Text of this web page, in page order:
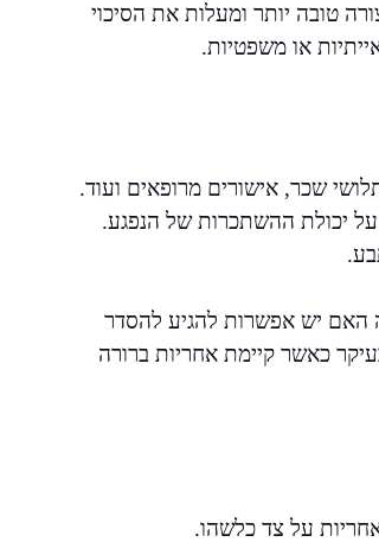
טובה יותר ומעלות את הסיכוי
או משפטיות.
שכר, אישורים מרופאים ועוד.
יכולת ההשתכרות של הנפגע.
האם יש אפשרות להגיע להסדר
כאשר קיימת אחריות ברורה
על צד כלשהו.